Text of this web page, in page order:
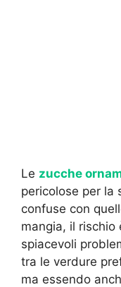
Le zucche
pericolose per la
confuse con
mangia, il rischio
spiacevoli
tra le verdure
ma essendo